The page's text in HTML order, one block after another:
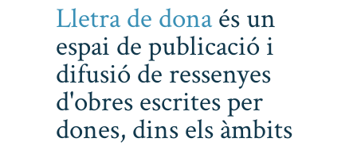
Lletra de donaés un
espai de publicació i
difusió de ressenyes
d'obres escrites per
dones, dins els àmbits